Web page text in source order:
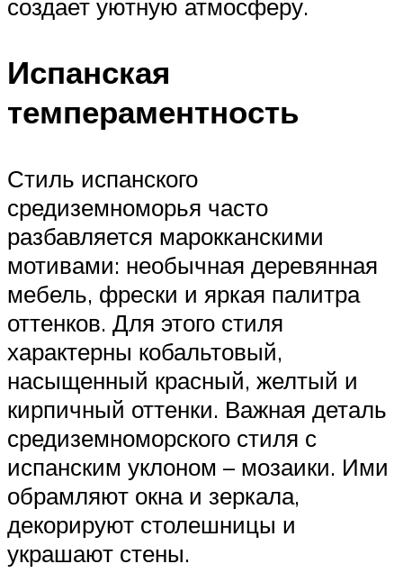
создает уютную атмосферу.
Испанская
темпераментность
Стиль испанского
средиземноморья часто
разбавляется марокканскими
мотивами: необычная деревянная
мебель, фрески и яркая палитра
оттенков. Для этого стиля
характерны кобальтовый,
насыщенный красный, желтый и
кирпичный оттенки. Важная деталь
средиземноморского стиля с
испанским уклоном – мозаики. Ими
обрамляют окна и зеркала,
декорируют столешницы и
украшают стены.